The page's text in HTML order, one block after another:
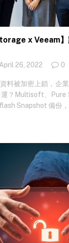
x Veeam】
April 26, 2022 0
料被加密上鎖，企
？Multisoft、Pure
Snapshot 備份
保數據資料有確切
更顯重要。
「入口」如
Senior Technical